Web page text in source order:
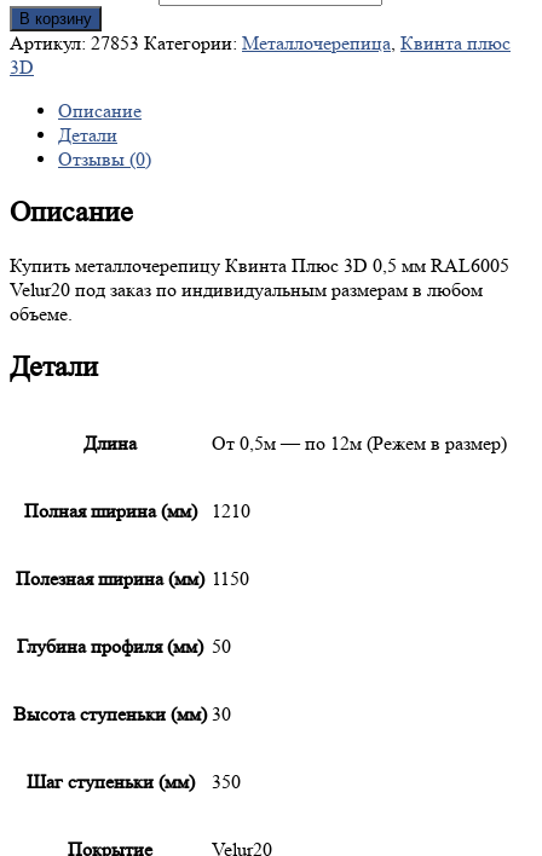
В корзину
Артикул: 27853 Категории: Металлочерепица, Квинта плюс
3D
Описание
Детали
Отзывы (0)
Описание
Купить металлочерепицу Квинта Плюс 3D 0,5 мм RAL6005
Velur20 под заказ по индивидуальным размерам в любом
объеме.
Детали
Длина От 0,5м — по 12м (Режем в размер)
Полная ширина (мм) 1210
Полезная ширина (мм) 1150
Глубина профиля (мм) 50
Высота ступеньки (мм) 30
Шаг ступеньки (мм) 350
Покрытие Velur20